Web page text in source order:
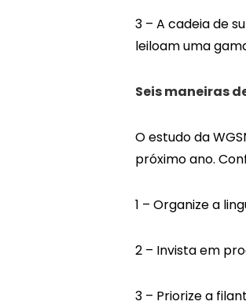
3 – A cadeia de
leiloam uma
Seis maneiras
O estudo da
próximo ano.
1 – Organize a
2 – Invista em
3 – Priorize a